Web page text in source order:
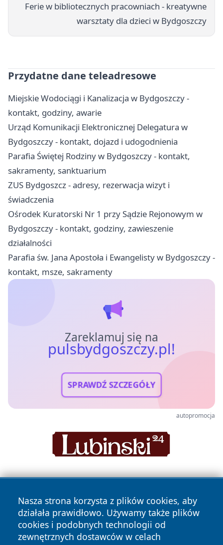
Ferie w bibliotecznych pracowniach - kreatywne
warsztaty dla dzieci w Bydgoszczy
Przydatne dane teleadresowe
Miejskie Wodociągi i Kanalizacja w Bydgoszczy -
kontakt, godziny, awarie
Urząd Komunikacji Elektronicznej Delegatura w
Bydgoszczy - kontakt, dojazd i udogodnienia
Parafia Świętej Rodziny w Bydgoszczy - kontakt,
sakramenty, sanktuarium
ZUS Bydgoszcz - adresy, rezerwacja wizyt i
świadczenia
Ośrodek Kuratorski Nr 1 przy Sądzie Rejonowym w
Bydgoszczy - kontakt, godziny, zawieszenie
działalności
Parafia św. Jana Apostoła i Ewangelisty w Bydgoszczy -
kontakt, msze, sakramenty
Zareklamuj się na
pulsbydgoszczy.pl!
SPRAWDŹ SZCZEGÓŁY
autopromocja
Nasza strona korzysta z plików cookies, aby
działała prawidłowo. Używamy także plików
cookies i podobnych technologii od
zewnętrznych dostawców w celach
Copyright © 2026 pulsbydgoszczy.pl Wszystkie prawa